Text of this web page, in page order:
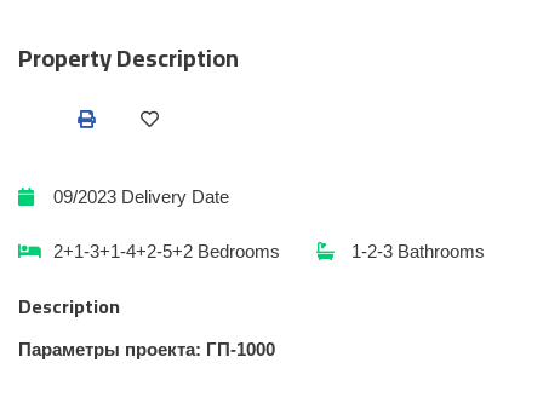
Property Description
09/2023 Delivery Date
2+1-3+1-4+2-5+2 Bedrooms 1-2-3 Bathrooms
Description
Параметры проекта: ГП-1000